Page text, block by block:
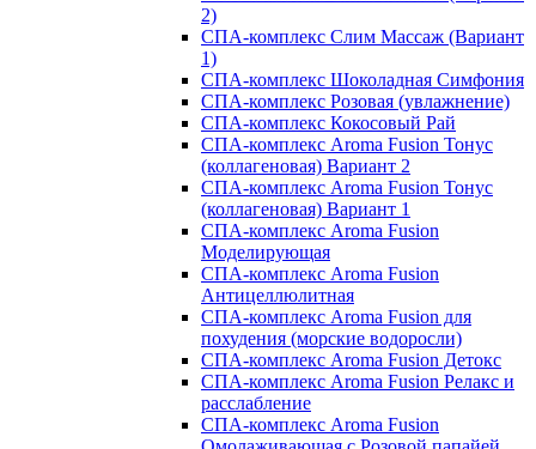
2)
СПА-комплекс Слим Массаж (Вариант
1)
СПА-комплекс Шоколадная Симфония
СПА-комплекс Розовая (увлажнение)
СПА-комплекс Кокосовый Рай
СПА-комплекс Aroma Fusion Тонус
(коллагеновая) Вариант 2
СПА-комплекс Aroma Fusion Тонус
(коллагеновая) Вариант 1
СПА-комплекс Aroma Fusion
Моделирующая
СПА-комплекс Aroma Fusion
Антицеллюлитная
СПА-комплекс Aroma Fusion для
похудения (морские водоросли)
СПА-комплекс Aroma Fusion Детокс
СПА-комплекс Aroma Fusion Релакс и
расслабление
СПА-комплекс Aroma Fusion